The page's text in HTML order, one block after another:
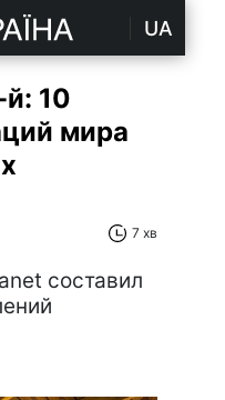
UA
10
мира
7 хв
составил